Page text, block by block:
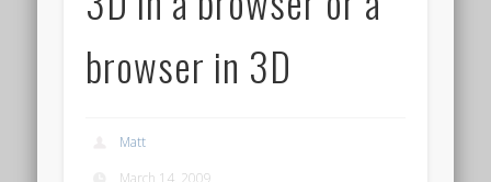
browser in 3D
Matt
March 14, 2009